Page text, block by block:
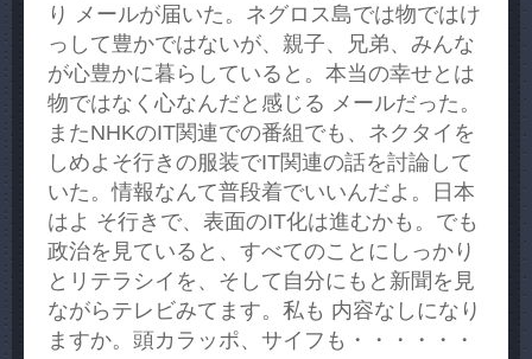
り メールが届いた。ネグロス島では物ではけ
っして豊かではないが、親子、兄弟、みんな
が心豊かに暮らしていると。本当の幸せとは
物ではなく心なんだと感じる メールだった。
またNHKのIT関連での番組でも、ネクタイを
しめよそ行きの服装でIT関連の話を討論して
いた。情報なんて普段着でいいんだよ。日本
はよ そ行きで、表面のIT化は進むかも。でも
政治を見ていると、すべてのことにしっかり
とリテラシイを、そして自分にもと新聞を見
ながらテレビみてます。私も 内容なしになり
ますか。頭カラッポ、サイフも・・・・・・